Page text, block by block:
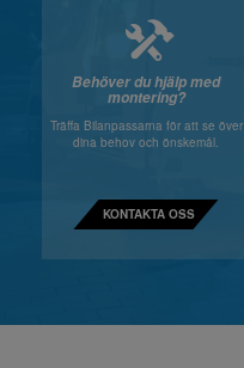
Behöver du hjälp med
montering?
Träffa Bilanpassarna för att se över
dina behov och önskemål.
KONTAKTA OSS